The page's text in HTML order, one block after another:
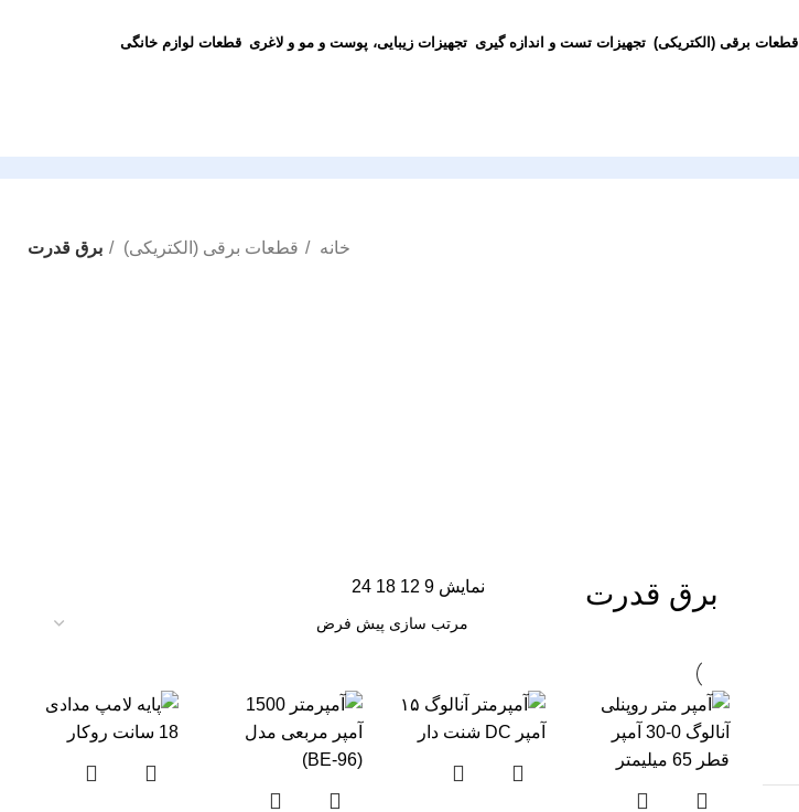
قطعات برقی (الکتریکی) تجهیزات تست و اندازه گیری تجهیزات زیبایی، پوست و مو و لاغری قطعات لوازم خانگی
خانه قطعات برقی (الکتریکی)
برق قدرت
برق قدرت نمایش9
12
18
24